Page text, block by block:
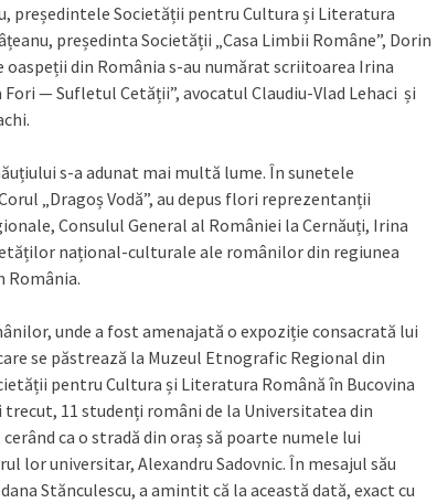
președintele Societății pentru Cultura și Literatura
președinta Societății „Casa Limbii Române”, Dorin
oaspeții din România s-au numărat scriitoarea Irina
— Sufletul Cetății”, avocatul Claudiu-Vlad Lehaci și
s-a adunat mai multă lume. În sunetele
„Dragoș Vodă”, au depus flori reprezentanții
Consulul General al României la Cernăuți, Irina
național-culturale ale românilor din regiunea
România.
unde a fost amenajată o expoziție consacrată lui
se păstrează la Muzeul Etnografic Regional din
pentru Cultura și Literatura Română în Bucovina
trecut, 11 studenți români de la Universitatea din
ca o stradă din oraș să poarte numele lui
lor universitar, Alexandru Sadovnic. În mesajul său
Stănculescu, a amintit că la această dată, exact cu